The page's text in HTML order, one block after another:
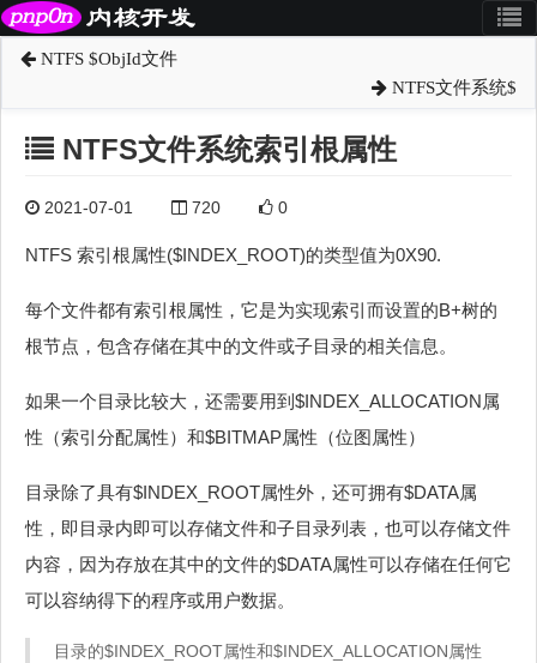
NTFS $ObjId文件
NTFS文件系统$
NTFS文件系统索引根属性
2021-07-01 720 0
NTFS 索引根属性($INDEX_ROOT)的类型值为0X90.
每个文件都有索引根属性，它是为实现索引而设置的B+树的
根节点，包含存储在其中的文件或子目录的相关信息。
如果一个目录比较大，还需要用到$INDEX_ALLOCATION属
性（索引分配属性）和$BITMAP属性（位图属性）
目录除了具有$INDEX_ROOT属性外，还可拥有$DATA属
性，即目录内即可以存储文件和子目录列表，也可以存储文件
内容，因为存放在其中的文件的$DATA属性可以存储在任何它
可以容纳得下的程序或用户数据。
目录的$INDEX_ROOT属性和$INDEX_ALLOCATION属性